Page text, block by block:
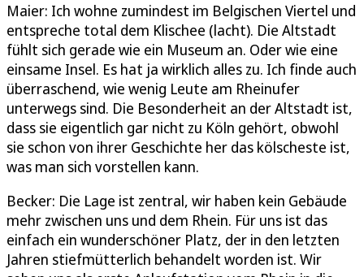
Maier: Ich wohne zumindest im Belgischen Viertel und
entspreche total dem Klischee (lacht). Die Altstadt
fühlt sich gerade wie ein Museum an. Oder wie eine
einsame Insel. Es hat ja wirklich alles zu. Ich finde auch
überraschend, wie wenig Leute am Rheinufer
unterwegs sind. Die Besonderheit an der Altstadt ist,
dass sie eigentlich gar nicht zu Köln gehört, obwohl
sie schon von ihrer Geschichte her das kölscheste ist,
was man sich vorstellen kann.
Becker: Die Lage ist zentral, wir haben kein Gebäude
mehr zwischen uns und dem Rhein. Für uns ist das
einfach ein wunderschöner Platz, der in den letzten
Jahren stiefmütterlich behandelt worden ist. Wir